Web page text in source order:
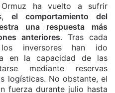
ha vuelto a sufrir
el comportamiento del
una respuesta más
anteriores. Tras cada
inversores han ido
en la capacidad de las
mediante reservas
logísticas. No obstante, el
fuerza durante julio hasta